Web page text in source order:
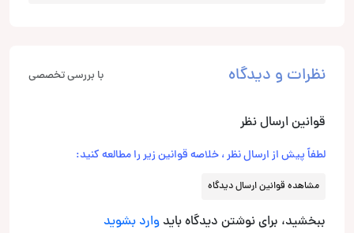
نظرات و دیدگاه با بررسی تخصصی
قوانین ارسال نظر
لطفاً پیش از ارسال نظر ، خلاصه قوانین زیر را مطالعه کنید:
مشاهده قوانین ارسال دیدگاه
ببخشید، برای نوشتن دیدگاه باید وارد بشوید